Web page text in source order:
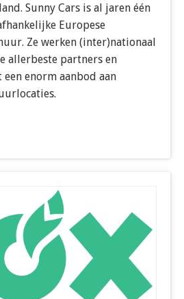
Sunny Cars is al jaren één
Europese
Ze werken (inter)nationaal
allerbeste partners en
enorm aanbod aan